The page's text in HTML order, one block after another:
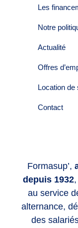
Formasup’,
depuis 1932
au service
alternance,
des
Les
Notre
Actualité
Offres
Location de
Contact